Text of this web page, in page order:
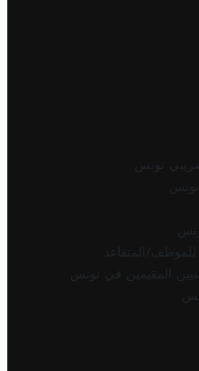
تونس
المتقاعد
المقيمين في تونس